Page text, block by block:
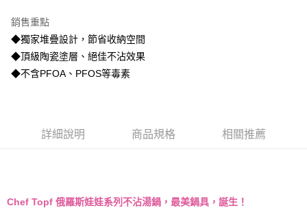
街口支付
悠遊付
每筆NT$150，滿NT$999(含以上)免運費
銷售重點
◆獨家堆疊設計，節省收納空間
◆頂級陶瓷塗層、絕佳不沾效果
◆不含PFOA、PFOS等毒素
詳細說明 商品規格 相關推薦
Chef Topf 俄羅斯娃娃系列不沾湯鍋，最美鍋具，誕生！